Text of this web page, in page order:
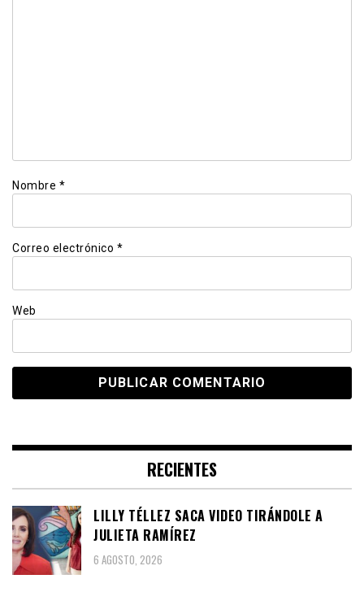
Nombre *
Correo electrónico *
Web
RECIENTES
LILLY TÉLLEZ SACA VIDEO TIRÁNDOLE A
JULIETA RAMÍREZ
6 AGOSTO, 2026